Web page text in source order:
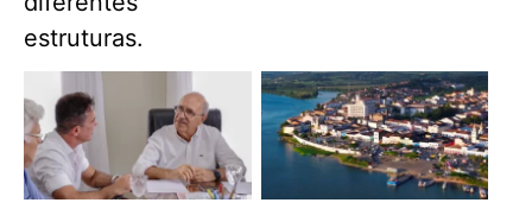
estruturas.